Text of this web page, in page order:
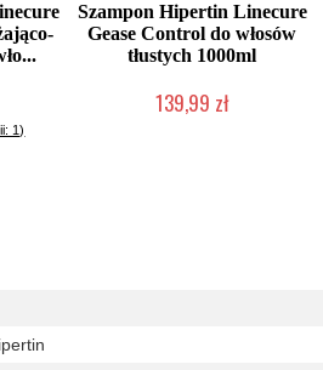
1)
Szampon Hipertin Linecure
Gease Control do włosów
tłustych 1000ml
139,99 zł